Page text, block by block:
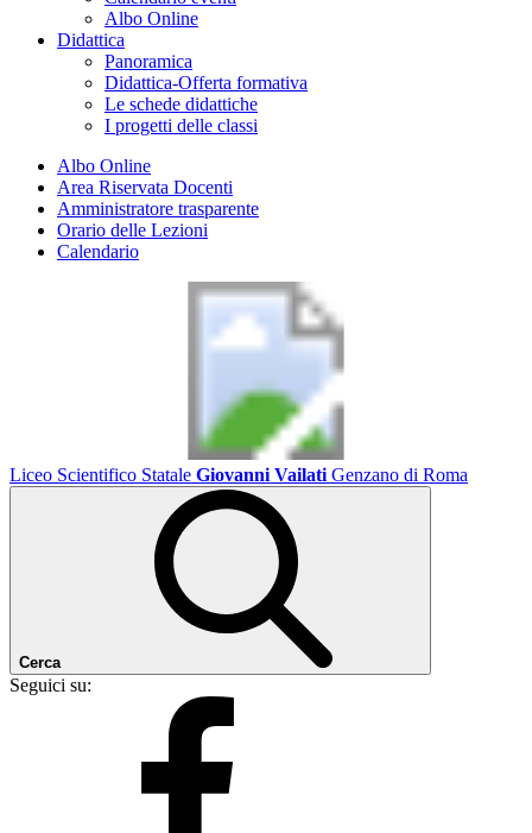
Albo Online
Didattica
Panoramica
Didattica-Offerta formativa
Le schede didattiche
I progetti delle classi
Albo Online
Area Riservata Docenti
Amministratore trasparente
Orario delle Lezioni
Calendario
Liceo Scientifico Statale Giovanni Vailati Genzano di Roma
Cerca
Seguici su: